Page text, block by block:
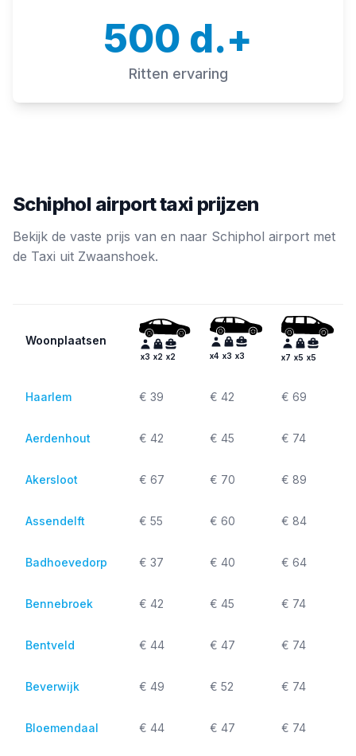
Ritten ervaring
500 d.+
Schiphol airport taxi prijzen
Bekijk de vaste prijs van en naar Schiphol airport met
de Taxi uit Zwaanshoek.
Woonplaatsen
x3 x2 x2 x4 x3 x3 x7 x5 x5
Haarlem € 39 € 42 € 69
Aerdenhout € 42 € 45 € 74
Akersloot € 67 € 70 € 89
Assendelft € 55 € 60 € 84
Badhoevedorp € 37 € 40 € 64
Bennebroek € 42 € 45 € 74
Bentveld € 44 € 47 € 74
Beverwijk € 49 € 52 € 74
Bloemendaal € 44 € 47 € 74